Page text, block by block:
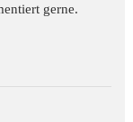
gerne.